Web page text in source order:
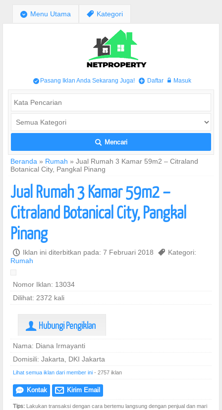
; Menu Utama , Kategori
/ Pasang Iklan Anda Sekarang Juga! + Daftar w Masuk
L Mencari
Beranda » Rumah » Jual Rumah 3 Kamar 59m2 – Citraland
Botanical City, Pangkal Pinang
Jual Rumah 3 Kamar 59m2 –
Citraland Botanical City, Pangkal
Pinang
P Iklan ini diterbitkan pada: 7 Februari 2018 , Kategori:
Rumah
Nomor Iklan: 13034
Dilihat: 2372 kali
U Hubungi Pengiklan
Nama: Diana Irmayanti
Domisili: Jakarta, DKI Jakarta
Lihat semua iklan dari member ini - 2757 iklan
e Kontak @ Kirim Email
Tips: Lakukan transaksi dengan cara bertemu langsung dengan penjual dan mari